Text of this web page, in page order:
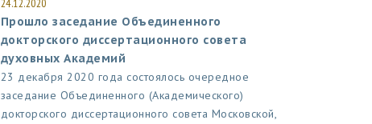
24.12.2020
Прошло заседание Объединенного
докторского диссертационного совета
духовных Академий
23 декабря 2020 года состоялось очередное
заседание Объединенного (Академического)
докторского диссертационного совета Московской,